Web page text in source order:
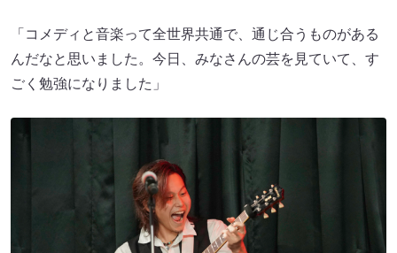
「コメディと音楽って全世界共通で、通じ合うものがある
んだなと思いました。今日、みなさんの芸を見ていて、す
ごく勉強になりました」